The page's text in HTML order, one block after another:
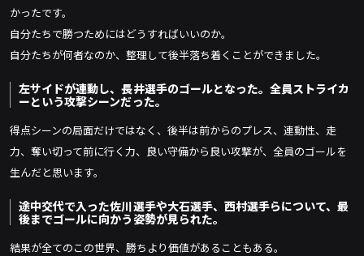
かったです。
自分たちで勝つためにはどうすればいいのか。
自分たちが何者なのか、整理して後半落ち着くことができました。
左サイドが連動し、長井選手のゴールとなった。全員ストライカ
ーという攻撃シーンだった。
得点シーンの局面だけではなく、後半は前からのプレス、連動性、走
力、奪い切って前に行く力、良い守備から良い攻撃が、全員のゴールを
生んだと思います。
途中交代で入った佐川選手や大石選手、西村選手らについて、最
後までゴールに向かう姿勢が見られた。
結果が全てのこの世界、勝ちより価値があることもある。